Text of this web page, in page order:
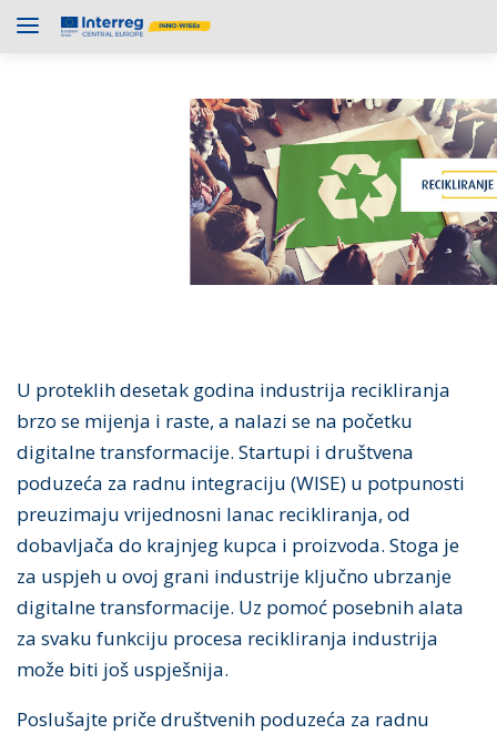
U proteklih desetak godina industrija recikliranja
brzo se mijenja i raste, a nalazi se na početku
digitalne transformacije. Startupi i društvena
poduzeća za radnu integraciju (WISE) u potpunosti
preuzimaju vrijednosni lanac recikliranja, od
dobavljača do krajnjeg kupca i proizvoda. Stoga je
za uspjeh u ovoj grani industrije ključno ubrzanje
digitalne transformacije. Uz pomoć posebnih alata
za svaku funkciju procesa recikliranja industrija
može biti još uspješnija.
Poslušajte priče društvenih poduzeća za radnu